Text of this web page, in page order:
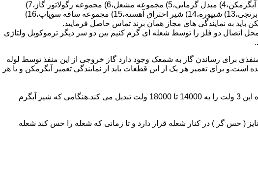
قطعات ساختمان آب گرم کن های دیواری شمعک دار عبارتند از : 1) کلاهک تعدیل،2) کلاهک تعدیل جریان دودکش،3) صفحه پشتی آبگرمکن،4) مبدل گرمایی،5) مجموعه مشعل،6) مجموعه رگولاتور گاز،7)
مجموعه رگولاتور آب،8) رویه آبگرمکن،9) صفحه پشتی آبگرمکن،10) رگولاتور آب در آبگرمکن های شمعک دار،11) بدنه،12) قاب برنجی،13) شیپوره،14) شیر احتراق آهسته،15) مجموعه ساقه سوپاپ،16)
اتصال دو فلز را توسط شعله ای گرم کنیم بین دو سر دیگر ترموکوپل ولتاژی
برای رساندن گاز به شمعک وجود دارد گاز خروجی از این منفذ توسط لوله
برای تعمیر هر یک از این قطعات باید از نمایندگی تعمیر آبگرمکن و یا هر
برد کنترل آبگرمکن:نیروی محرکه این برد از یک آدابتور یا دو عدد باتری 1/5 ولت تامین می شود.برای ایجاد جرقه یک تراس افزاینده این 3 ولت را به 14000 تا 18000 ولت تبدیل می کند.هنگامی که شیر آبگرم
( حس گر ) در کنار شعله قرار دارد و تا زمانی که شعله را حس کند شعله